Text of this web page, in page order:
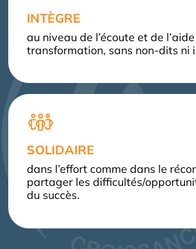
INTÈGRE
au niveau de l’écoute et de
transformation, sans non-dits ni
SOLIDAIRE
dans l’effort comme dans le
partager les difficultés/
du succès.